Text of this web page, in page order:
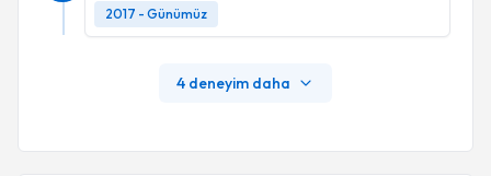
2017 - Günümüz
4 deneyim daha